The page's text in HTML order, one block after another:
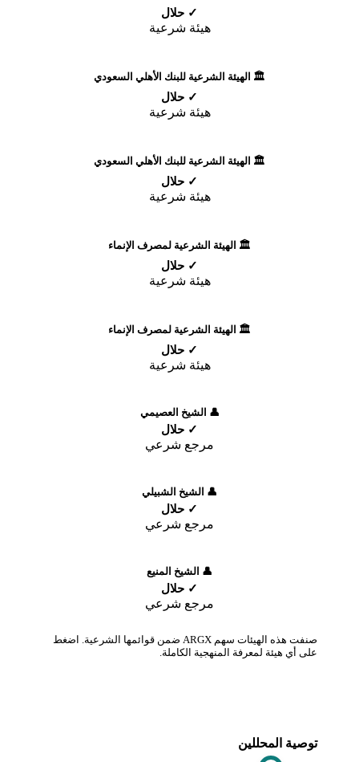
✓ حلال
هيئة شرعية
🏛️ الهيئة الشرعية للبنك الأهلي السعودي
✓ حلال
هيئة شرعية
🏛️ الهيئة الشرعية للبنك الأهلي السعودي
✓ حلال
هيئة شرعية
🏛️ الهيئة الشرعية لمصرف الإنماء
✓ حلال
هيئة شرعية
🏛️ الهيئة الشرعية لمصرف الإنماء
✓ حلال
هيئة شرعية
👤 الشيخ العصيمي
✓ حلال
مرجع شرعي
👤 الشيخ الشبيلي
✓ حلال
مرجع شرعي
👤 الشيخ المنيع
✓ حلال
مرجع شرعي
صنفت هذه الهيئات سهم ARGX ضمن قوائمها الشرعية. اضغط
على أي هيئة لمعرفة المنهجية الكاملة.
توصية المحللين